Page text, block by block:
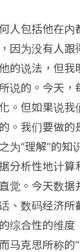
人包括他在内
因为没有人跟
的说法，但我
说的。今天，
。但如果说我
。我们要做的
为“理解”的知
分析性地计算
觉。今天数据
、数码经济所
综合性的维度
马克思所称的